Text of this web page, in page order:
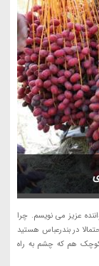
عزیز می نویسم. چرا
در بندرعباس هستید
کوچک هم که چشم به راه